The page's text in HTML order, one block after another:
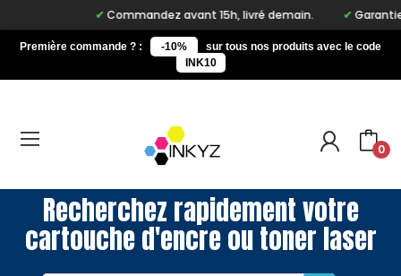
Commandez avant 15h, livré demain. Garantie
Première commande ? : -10%
sur tous nos produits avec le code
INK10
0
Recherchez rapidement votre
cartouche d'encre ou toner laser